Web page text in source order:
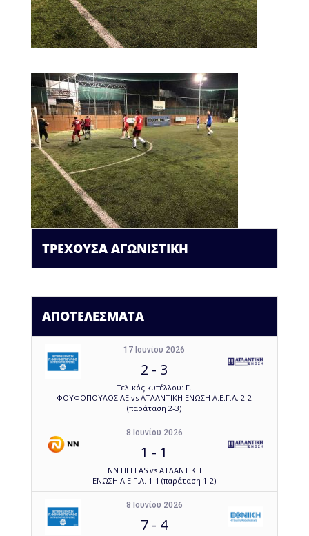
ΤΡΕΧΟΥΣΑ ΑΓΩΝΙΣΤΙΚΗ
ΑΠΟΤΕΛΕΣΜΑΤΑ
17 Ιουνίου 2026
2 - 3
Τελικός κυπέλλου: Γ.
ΦΟΥΦΟΠΟΥΛΟΣ ΑΕ vs ΑΤΛΑΝΤΙΚΗ ΕΝΩΣΗ Α.Ε.Γ.Α. 2-2
(παράταση 2-3)
8 Ιουνίου 2026
1 - 1
NN HELLAS vs ΑΤΛΑΝΤΙΚΗ
ΕΝΩΣΗ Α.Ε.Γ.Α. 1-1 (παράταση 1-2)
8 Ιουνίου 2026
7 - 4